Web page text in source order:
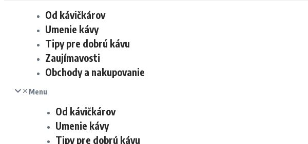
Od kávičkárov
Umenie kávy
Tipy pre dobrú kávu
Zaujímavosti
Obchody a nakupovanie
Menu
Od kávičkárov
Umenie kávy
Tipy pre dobrú kávu